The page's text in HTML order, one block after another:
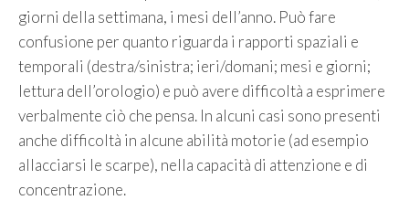
giorni della settimana, i mesi dell’anno. Può fare
confusione per quanto riguarda i rapporti spaziali e
temporali (destra/sinistra; ieri/domani; mesi e giorni;
lettura dell’orologio) e può avere difficoltà a esprimere
verbalmente ciò che pensa. In alcuni casi sono presenti
anche difficoltà in alcune abilità motorie (ad esempio
allacciarsi le scarpe), nella capacità di attenzione e di
concentrazione.